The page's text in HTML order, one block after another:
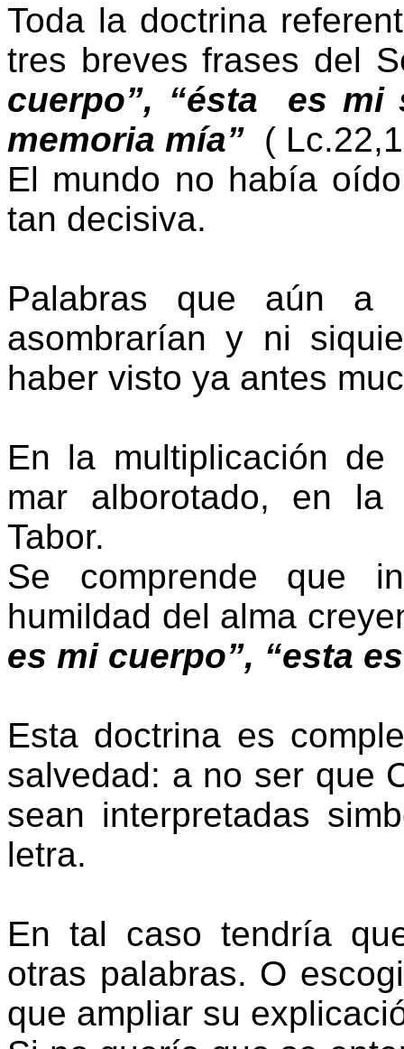
Toda la doctrina
tres breves frases del
cuerpo”, “ésta es
memoria mía” (
El mundo no había
tan decisiva.
Palabras que aún a
asombrarían y ni
haber visto ya antes
En la multiplicación
mar alborotado, en la
Tabor.
Se comprende que
humildad del alma
es mi cuerpo”, “esta
Esta doctrina es
salvedad: a no ser que
sean interpretadas
letra.
En tal caso tendría
otras palabras. O
que ampliar su